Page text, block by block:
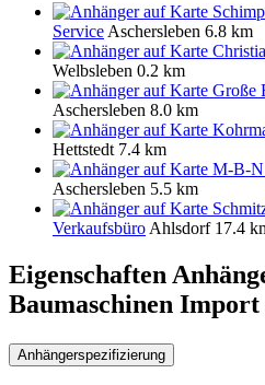
Service Aschersleben 6.8 km
Welbsleben 0.2 km
Große
Aschersleben 8.0 km
Hettstedt 7.4 km
M-B-N
Aschersleben 5.5 km
Verkaufsbüro Ahlsdorf 17.4
Eigenschaften
Baumaschinen
Anhängerspezifizierung